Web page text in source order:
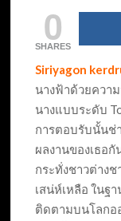
0
SHARES
Siriyagon
นางฟ้าด้วยควา
นางแบบระดับ
การตอบรับนั้นช่
ผลงานของเธอ
กระทั่งชาวต่าง
เสน่ห์เหลือ ในฐ
ติดตามบนโลกอ